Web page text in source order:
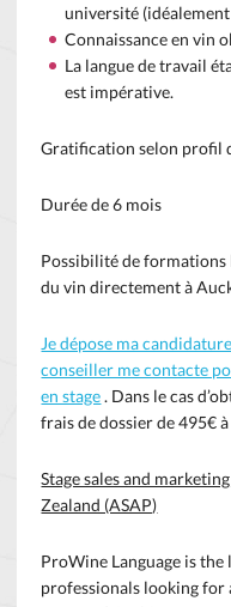
université
Connaissance en vin
La langue de travail
est impérative.
Gratification selon profil
Durée de 6 mois
Possibilité de formations
du vin directement à
Je dépose ma
conseiller me contacte
en stage. Dans le cas
frais de dossier de 495€
Stage sales and
Zealand (ASAP)
ProWine Language is
professionals looking for